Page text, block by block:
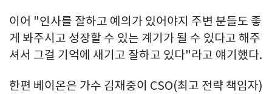
이어 "인사를 잘하고 예의가 있어야지 주변 분들도 좋
게 봐주시고 성장할 수 있는 계기가 될 수 있다고 해주
셔서 그걸 기억에 새기고 잘하고 있다"라고 얘기했다.
한편 베이온은 가수 김재중이 CSO(최고 전략 책임자)